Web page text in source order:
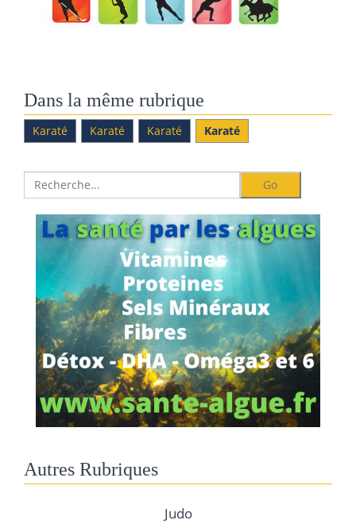
Dans la même rubrique
Karaté Karaté Karaté Karaté
Autres Rubriques
Judo